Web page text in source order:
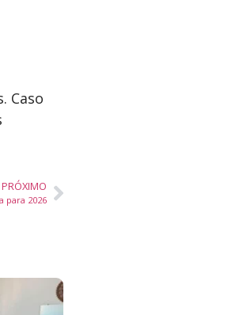
Caso
PRÓXIMO
para 2026